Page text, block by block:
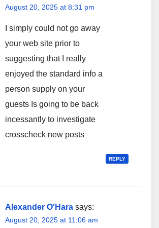
August 20, 2025 at 8:31 pm
I simply could not go away
your web site prior to
suggesting that I really
enjoyed the standard info a
person supply on your
guests Is going to be back
incessantly to investigate
crosscheck new posts
REPLY
Alexander O'Hara says:
August 20, 2025 at 11:06 am